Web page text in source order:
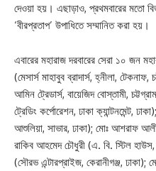
দেওয়া হয়। এছাড়াও, প্রথমবারের মতো
‘বীরপ্রতাপ’ উপাধিতে সম্মানিত করা হয়।
এবারের মহারাজ দরবারের সেরা ১০ জন
(মেসার্স মাহাবুব ব্রাদার্স, হ্নীলা,
আমিন ট্রেডার্স, বায়েজিদ বোস্তামী,
ট্রেডিং কর্পোরেশন, ঢাকা ক্যান্টনমেন্ট,
আশুলিয়া, সাভার, ঢাকা); মোঃ আশরাফ আলী
রাকিব আহমেদ চৌধুরী (এ. বি. স্টিল
(সৌরভ এন্টারপ্রাইজ, কেরানীগঞ্জ, ঢাকা);